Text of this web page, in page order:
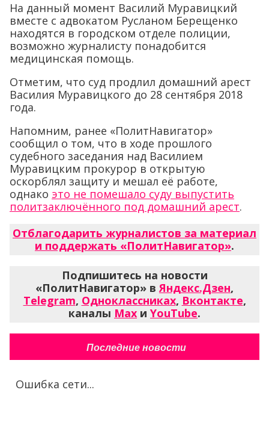
На данный момент Василий Муравицкий
вместе с адвокатом Русланом Берещенко
находятся в городском отделе полиции,
возможно журналисту понадобится
медицинская помощь.
Отметим, что суд продлил домашний арест
Василия Муравицкого до 28 сентября 2018
года.
Напомним, ранее «ПолитНавигатор»
сообщил о том, что в ходе прошлого
судебного заседания над Василием
Муравицким прокурор в открытую
оскорблял защиту и мешал её работе,
однако это не помешало суду выпустить
политзаключённого под домашний арест.
Отблагодарить журналистов за материал
и поддержать «ПолитНавигатор».
Подпишитесь на новости
«ПолитНавигатор» вЯндекс.Дзен,
Telegram, Одноклассниках, Вконтакте,
каналы Max и YouTube.
Последние новости
Ошибка сети...